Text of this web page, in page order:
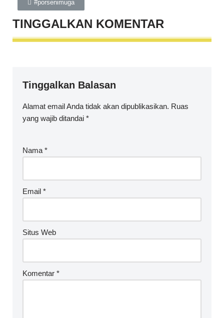
#porsenimuga
TINGGALKAN KOMENTAR
Tinggalkan Balasan
Alamat email Anda tidak akan dipublikasikan. Ruas
yang wajib ditandai *
Nama *
Email *
Situs Web
Komentar *